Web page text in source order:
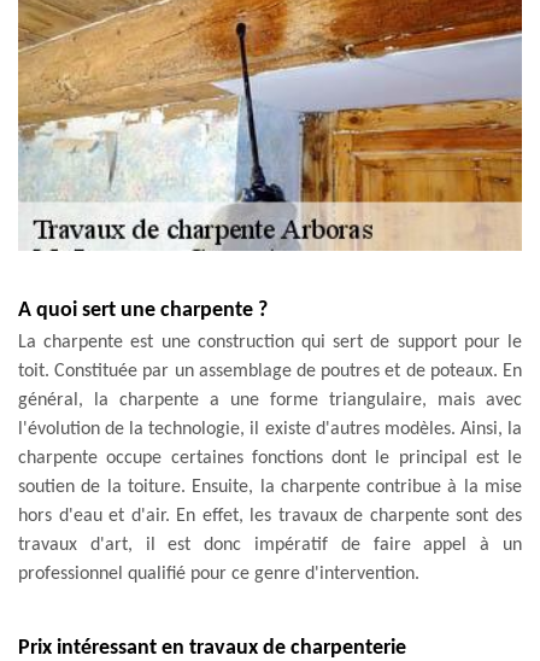
A quoi sert une charpente ?
La charpente est une construction qui sert de support pour le
toit. Constituée par un assemblage de poutres et de poteaux. En
général, la charpente a une forme triangulaire, mais avec
l'évolution de la technologie, il existe d'autres modèles. Ainsi, la
charpente occupe certaines fonctions dont le principal est le
soutien de la toiture. Ensuite, la charpente contribue à la mise
hors d'eau et d'air. En effet, les travaux de charpente sont des
travaux d'art, il est donc impératif de faire appel à un
professionnel qualifié pour ce genre d'intervention.
Prix intéressant en travaux de charpenterie